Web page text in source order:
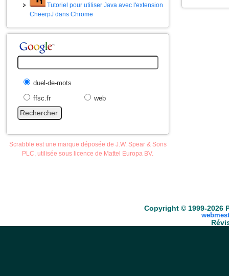
Tutoriel pour utiliser Java avec l'extension
CheerpJ dans Chrome
duel-de-mots
ffsc.fr
web
Scrabble est une marque déposée de J.W. Spear & Sons
PLC, utilisée sous licence de Mattel Europa BV.
Copyright © 1999-2026